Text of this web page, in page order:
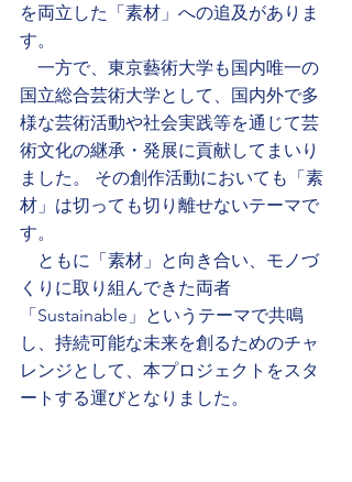
を両立した「素材」への追及がありま
す。
一方で、東京藝術大学も国内唯一の
国立総合芸術大学として、国内外で多
様な芸術活動や社会実践等を通じて芸
術文化の継承・発展に貢献してまいり
ました。 その創作活動においても「素
材」は切っても切り離せないテーマで
す。
ともに「素材」と向き合い、モノづ
くりに取り組んできた両者
「Sustainable」というテーマで共鳴
し、持続可能な未来を創るためのチャ
レンジとして、本プロジェクトをスタ
ートする運びとなりました。